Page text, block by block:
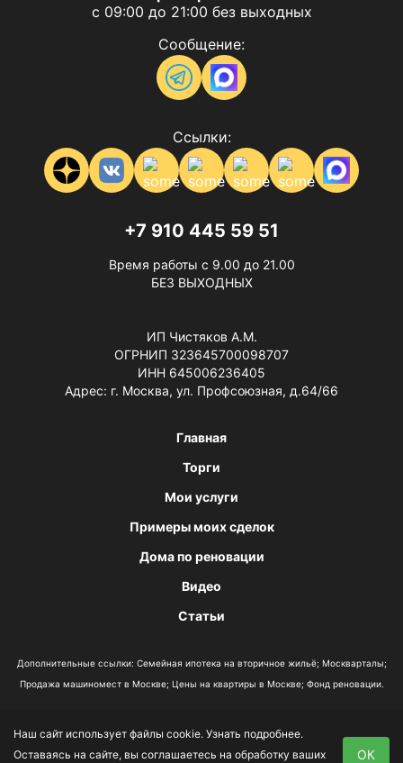
с 09:00 до 21:00 без выходных
Сообщение:
Ссылки:
+7 910 445 59 51
Время работы с 9.00 до 21.00
БЕЗ ВЫХОДНЫХ
ИП Чистяков А.М.
ОГРНИП 323645700098707
ИНН 645006236405
Адрес: г. Москва, ул. Профсоюзная, д.64/66
Главная
Торги
Мои услуги
Примеры моих сделок
Дома по реновации
Видео
Статьи
Дополнительные ссылки: Семейная ипотека на вторичное жильё; Москварталы;
Продажа машиномест в Москве; Цены на квартиры в Москве; Фонд реновации.
Политика конфиденциальности
Наш сайт использует файлы cookie. Узнать подробнее.
Оставаясь на сайте, вы соглашаетесь на обработку ваших
ОК